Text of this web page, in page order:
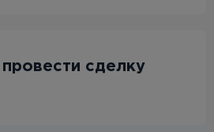
сделку